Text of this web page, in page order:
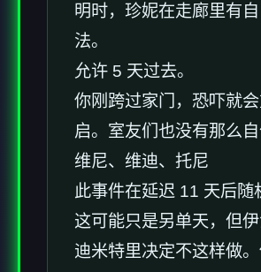
明时，珍妮在走廊里有
法。
允许 5 天过去。
你刚跨过家门，恐吓就
启。室友们也没有那么自
维尼、维迪、托尼
此事件在延迟 11 天后随
这可能只是另单天，但
迪米特里决定不这样做